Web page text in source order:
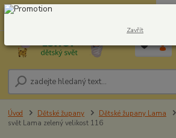
604278943
Úvod Dětské župany Dětské župany Lama
svět Lama zelený velikost 116
Zavřít